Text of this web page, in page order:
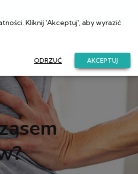
. Kliknij 'Akceptuj', aby wyrazić
ODRZUĆ AKCEPTUJ